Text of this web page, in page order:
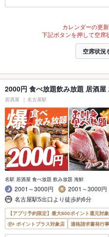
カレンダーの更
下記ボタンを押して空席
空席状況
2000円 食べ放題飲み放題 居酒
居酒屋 名古屋駅
名駅 居酒屋 食べ放題 飲み放題 海鮮
2001～3000円
2001～3000円
名古屋駅5出口より徒歩約6分
【アプリ予約限定】最大800ポイント還元対
ポイントプラス対象店
適格請求書発行